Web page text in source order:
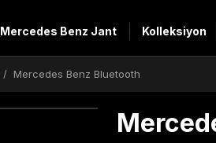
Mercedes Benz Jant Kolleksiyon
Mercedes Benz Bluetooth